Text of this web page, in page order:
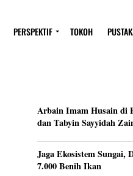
PERSPEKTIF TOKOH
Arbain Imam Husain di
dan Tabyin Sayyidah
Jaga Ekosistem Sungai,
7.000 Benih Ikan